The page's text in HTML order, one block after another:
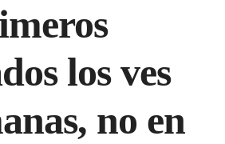
los ves
no en